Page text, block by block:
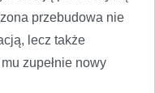
przebudowa nie
lecz także
zupełnie nowy